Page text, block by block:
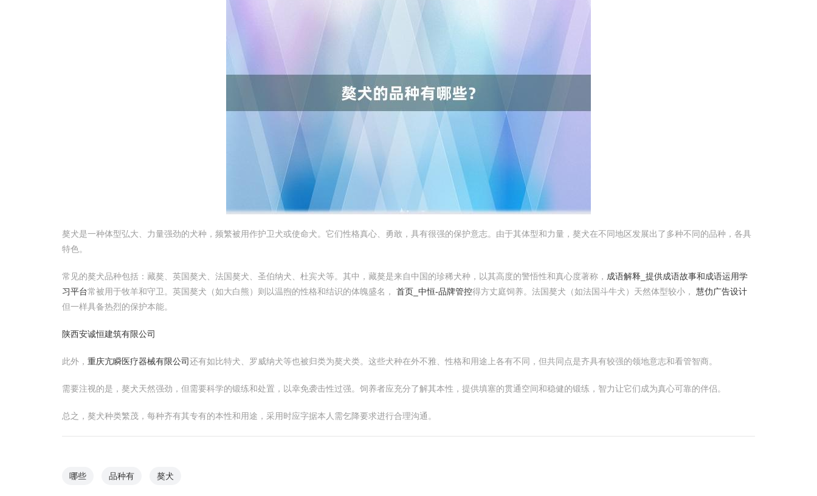
獒犬是一种体型弘大、力量强劲的犬种，频繁被用作护卫犬或使命犬。它们性格真心、勇敢，具有很强的保护意志。由于其体型和力量，獒犬在不同地区发展出了多种不同的品种，各具
特色。
常见的獒犬品种包括：藏獒、英国獒犬、法国獒犬、圣伯纳犬、杜宾犬等。其中，藏獒是来自中国的珍稀犬种，以其高度的警悟性和真心度著称， 成语解释_提供成语故事和成语运用学
习平台常被用于牧羊和守卫。英国獒犬（如大白熊）则以温煦的性格和结识的体魄盛名， 首页_中恒-品牌管控得方丈庭饲养。法国獒犬（如法国斗牛犬）天然体型较小， 慧仂广告设计
但一样具备热烈的保护本能。
陕西安诚恒建筑有限公司
此外， 重庆亢瞬医疗器械有限公司还有如比特犬、罗威纳犬等也被归类为獒犬类。这些犬种在外不雅、性格和用途上各有不同，但共同点是齐具有较强的领地意志和看管智商。
需要注视的是，獒犬天然强劲，但需要科学的锻练和处置，以幸免袭击性过强。饲养者应充分了解其本性，提供填塞的贯通空间和稳健的锻练，智力让它们成为真心可靠的伴侣。
总之，獒犬种类繁茂，每种齐有其专有的本性和用途，采用时应字据本人需乞降要求进行合理沟通。
哪些 品种有 獒犬